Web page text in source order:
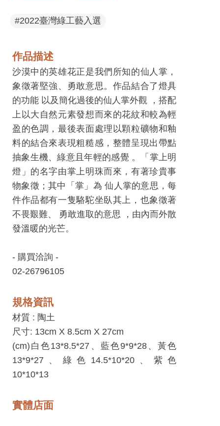
遞
於
平
台
回
首
頁
網
站
導
覽
工
藝
心
藝
會
員
中
心
平
台
#2022臺灣綠工藝入選
作品描述
沙漠中的英雄花正是我們所知的仙人掌，
象徵著堅強、勇敢意思。作品結合了燈具
的功能 以及簡化過後的仙人掌外觀 ，搭配
上以大自然元素發想而來的花紋和較為輕
盈的色調，最後表面處理以顆粒礦物和釉
料的結合來表現粗糙感，整體呈現出帶點
抽象生機、綠意且年輕的感覺 。「掌上明
燈」的名字由掌上明珠而來，有著珍貴事
物象徵；其中「掌」為 仙人掌的意思，每
件作品都有一隻駱駝坐臥其上，也象徵著
不畏艱難、 勇敢進取的意思 ，由內而外散
發溫暖的光芒。
- 購買洽詢 -
02-26796105
規格資訊
材質 : 陶土
尺寸: 13cm X 8.5cm X 27cm
(cm)白色13*8.5*27、藍色9*9*28、黃色
13*9*27、綠色14.5*10*20、紫色
10*10*13
實體店面